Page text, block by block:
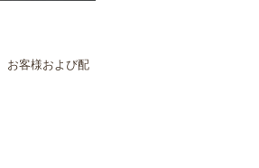
お客様および配